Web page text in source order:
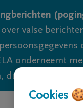
valse
onderneemt
blijf
Cookies